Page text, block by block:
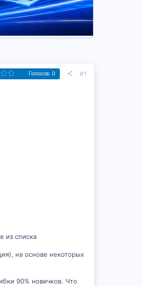
Голосов: 0 #1
из списка
на основе некоторых
90% новичков. Что